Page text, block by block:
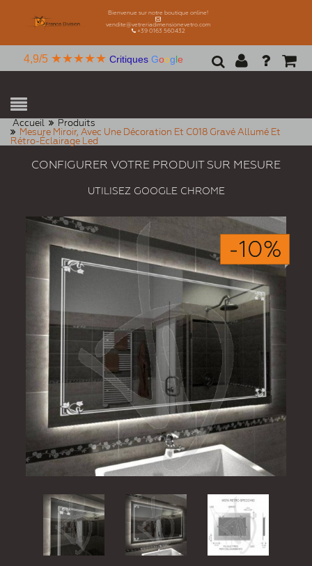
Bienvenue sur notre boutique online!
vendite@vetreriadimensionevetro.com
+39 0163 560432
4,9/5 ★★★★★ Critiques Google
Accueil
Produits
Mesure Miroir, Avec Une Décoration Et C018 Gravé Allumé Et
Rétro-Éclairage Led
CONFIGURER VOTRE PRODUIT SUR MESURE
UTILISEZ GOOGLE CHROME
-10%